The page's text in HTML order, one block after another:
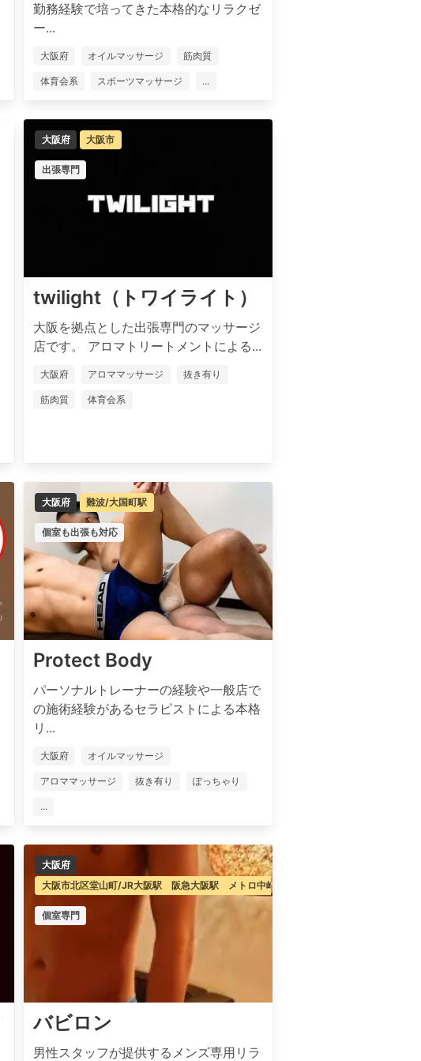
勤務経験で培ってきた本格的なリラクゼ
ー...
大阪府 オイルマッサージ 筋肉質
体育会系 スポーツマッサージ ...
大阪府 大阪市
出張専門
twilight（トワイライト）
大阪を拠点とした出張専門のマッサージ
店です。 アロマトリートメントによる...
大阪府 アロママッサージ 抜き有り
筋肉質 体育会系
大阪府 難波/大国町駅
個室も出張も対応
Protect Body
パーソナルトレーナーの経験や一般店で
の施術経験があるセラピストによる本格
リ...
大阪府 オイルマッサージ
アロママッサージ 抜き有り ぽっちゃり
...
大阪府
大阪市北区堂山町/JR大阪駅 阪急大阪駅 メトロ中崎町駅
個室専門
バビロン
男性スタッフが提供するメンズ専用リラ